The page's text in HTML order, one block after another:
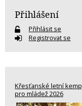
Přihlášení
Přihlásit se
Registrovat se
Křesťanské letní
pro mládež 2026